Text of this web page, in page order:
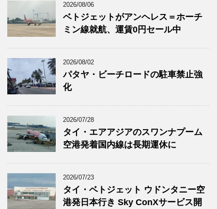
2026/08/06
ベトジェットがアンヘレス＝ホーチ
ミン線就航、運賃0円セール中
2026/08/02
パタヤ・ビーチロードの駐車禁止強
化
2026/07/28
タイ・エアアジアのスワンナプーム
空港発着国内線は長期運休に
2026/07/23
タイ・ベトジェット ウドンタニー空
港発日本行き Sky ConXサービス開